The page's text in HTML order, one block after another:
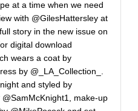
at a time when we need
with @GilesHattersley at
story in the new issue on
digital download
wears a coat by
by @_LA_Collection_.
and styled by
make-up